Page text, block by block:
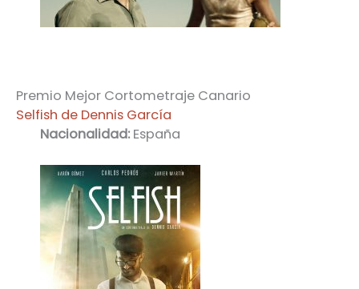
Premio Mejor Cortometraje Canario
Selfish de Dennis García
Nacionalidad: España